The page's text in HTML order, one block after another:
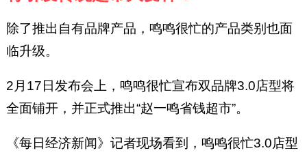
除了推出自有品牌产品，鸣鸣很忙的产品类别也面
临升级。
2月17日发布会上，鸣鸣很忙宣布双品牌3.0店型将
全面铺开，并正式推出“赵一鸣省钱超市”。
《每日经济新闻》记者现场看到，鸣鸣很忙3.0店型